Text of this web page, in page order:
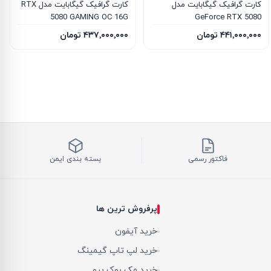
کارت گرافیک گیگابایت مدل
GeForce RTX 5080
WINDFORCE OC SFF 16G
۴۴۱٬۰۰۰٬۰۰۰ تومان
کارت گرافیک گیگابایت مدل RTX
5080 GAMING OC 16G
۴۳۷٬۰۰۰٬۰۰۰ تومان
فاکتور رسمی بسته بندی ایمن
پرفروش ترین ها
خرید آیفون
خرید لپ تاپ گیمینگ